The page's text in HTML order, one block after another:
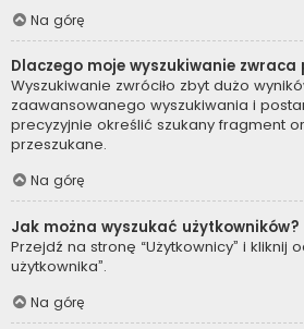
Na górę
Dlaczego moje wyszukiwanie
Wyszukiwanie zwróciło zbyt dużo
zaawansowanego wyszukiwania i
precyzyjnie określić szukany fragment
przeszukane.
Na górę
Jak można wyszukać użytkowników?
Przejdź na stronę “Użytkownicy” i kliknij
użytkownika”.
Na górę